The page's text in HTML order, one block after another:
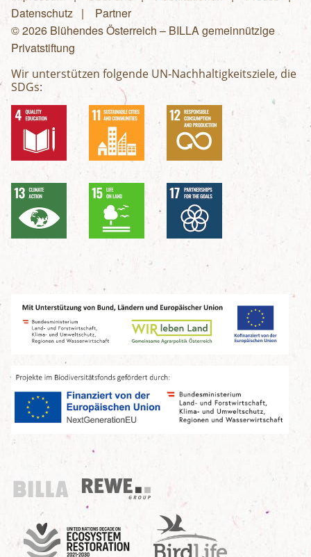
Fußzeilenmenü
Datenschutz
Partner
© 2026 Blühendes Österreich – BILLA gemeinnützige
Privatstiftung
Wir unterstützen folgende UN-Nachhaltigkeitsziele, die
SDGs:
Billa
REWE Group
UN Decade
Birdlife